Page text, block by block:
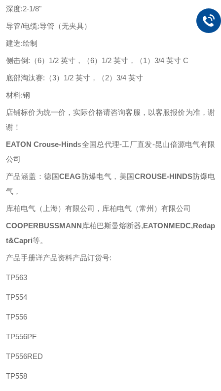
深度:2-1/8"
导管/电缆:导管（无夹具）
建造:绘制
侧击倒: （6）1/2 英寸，（6）1/2 英寸，（1）3/4 英寸 C
底部淘汰赛: （3）1/2 英寸，（2）3/4 英寸
材料:钢
店铺标价为统一价，实际价格请咨询客服，以客服报价为准，谢
谢！
EATON Crouse-Hinds全国总代理-工厂直发-昆山倍源电气有限
公司
产品涵盖：德国CEAG防爆电气，美国CROUSE-HINDS防爆电
气，
库柏电气（上海）有限公司，库柏电气（常州）有限公司
COOPERBUSSMANN库柏巴斯曼熔断器,EATONMEDC,Redap
t&Capri等。
产品手册详产品资料产品订货号:
TP563
TP554
TP556
TP556PF
TP556RED
TP558